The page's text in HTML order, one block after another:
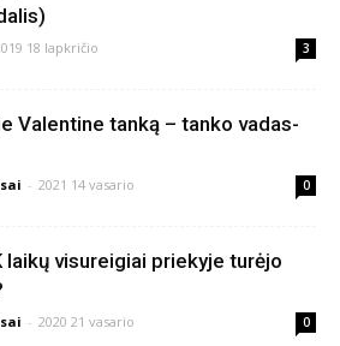
18 lapkričio 3
Valentine tanką – tanko vadas-
- 2021 14 vasario 0
laikų visureigiai priekyje turėjo
- 2020 21 vasario 0